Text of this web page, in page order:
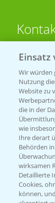
T.
T.
Einsatz
Wir würden
Nutzung
Website zu
die in der
wie
Ihre derart
Behörden
wirksamen
Detaillierte
Cookies,
können,